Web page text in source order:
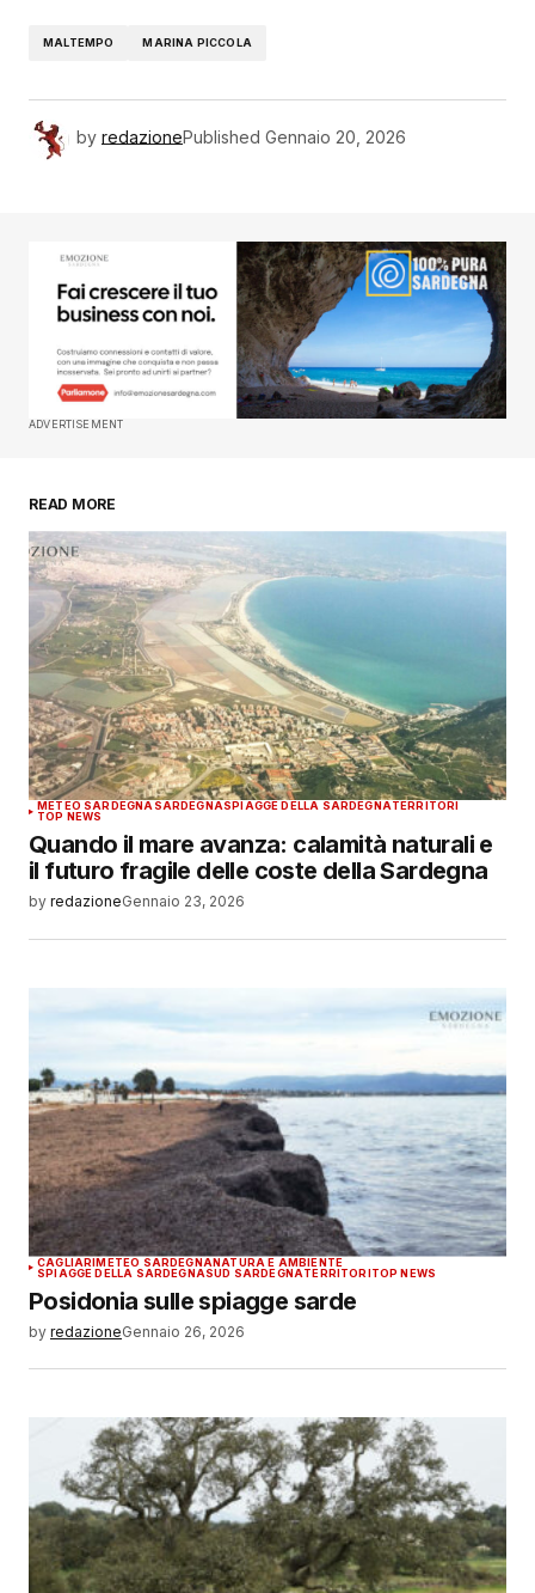
MALTEMPO MARINA PICCOLA
by redazionePublished Gennaio 20, 2026
ADVERTISEMENT
READ MORE
METEO SARDEGNASARDEGNASPIAGGE DELLA SARDEGNATERRITORI
TOP NEWS
Quando il mare avanza: calamità naturali e
il futuro fragile delle coste della Sardegna
by redazioneGennaio 23, 2026
CAGLIARIMETEO SARDEGNANATURA E AMBIENTE
SPIAGGE DELLA SARDEGNASUD SARDEGNATERRITORITOP NEWS
Posidonia sulle spiagge sarde
by redazioneGennaio 26, 2026